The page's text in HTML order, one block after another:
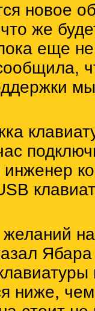
новое
же
еще не
инженер
желаний
ниже,